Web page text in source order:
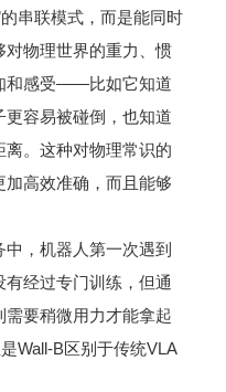
串联模式，而是能同时
物理世界的重力、惯
和感受——比如它知道
容易被碰倒，也知道
。这种对物理常识的
高效准确，而且能够
，机器人第一次遇到
经过专门训练，但通
要稍微用力才能拿起
Wall-B区别于传统VLA